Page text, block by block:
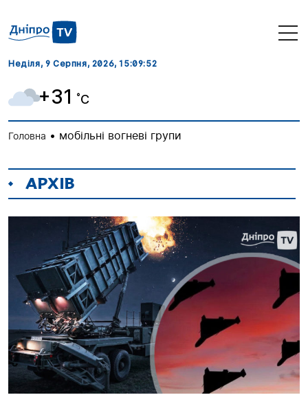
Неділя, 9 Серпня, 2026, 15:09:52
+31 ˚C
Головна • мобільні вогневі групи
АРХІВ